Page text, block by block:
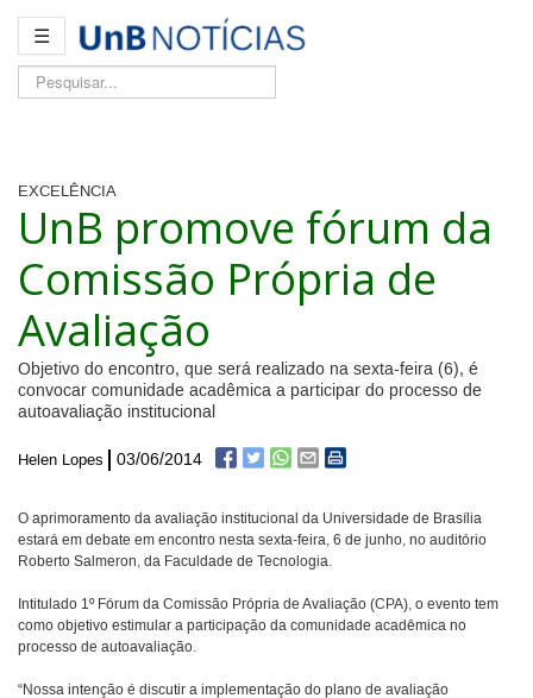
☰
Pesquisar...
EXCELÊNCIA
UnB promove fórum da
Comissão Própria de
Avaliação
Objetivo do encontro, que será realizado na sexta-feira (6), é
convocar comunidade acadêmica a participar do processo de
autoavaliação institucional
Helen Lopes 03/06/2014
O aprimoramento da avaliação institucional da Universidade de Brasília
estará em debate em encontro nesta sexta-feira, 6 de junho, no auditório
Roberto Salmeron, da Faculdade de Tecnologia.
Intitulado 1º Fórum da Comissão Própria de Avaliação (CPA), o evento tem
como objetivo estimular a participação da comunidade acadêmica no
processo de autoavaliação.
“Nossa intenção é discutir a implementação do plano de avaliação